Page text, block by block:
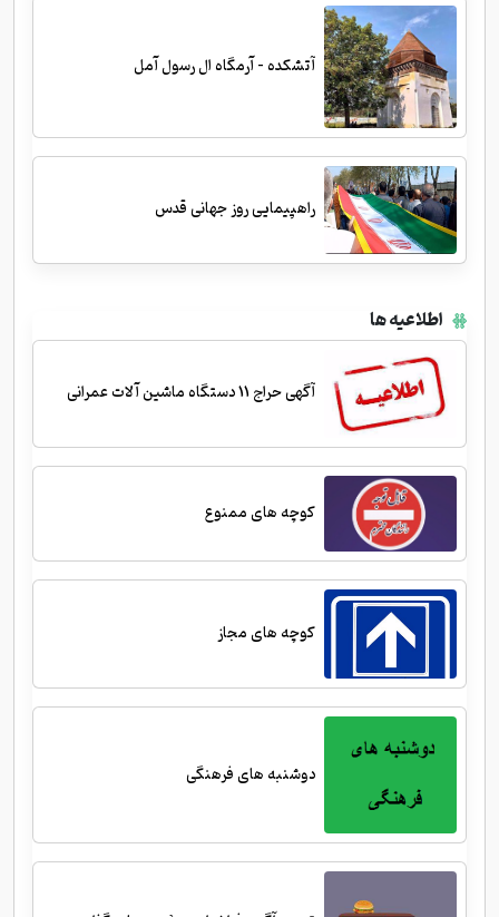
آتشکده - آرمگاه ال رسول آمل
راهپیمایی روز جهانی قدس
اطلاعیه ها
آگهی حراج 11 دستگاه ماشین آلات عمرانی
کوچه های ممنوع
کوچه های مجاز
دوشنبه های فرهنگی